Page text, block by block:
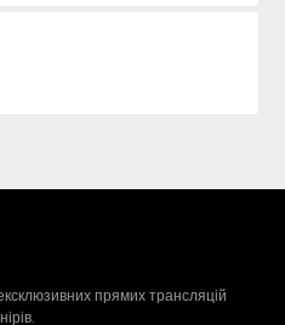
прямих трансляцій